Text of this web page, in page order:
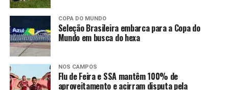
COPA DO MUNDO
Seleção Brasileira embarca para a Copa do
Mundo em busca do hexa
NOS CAMPOS
Flu de Feira e SSA mantêm 100% de
aproveitamento e acirram disputa pela